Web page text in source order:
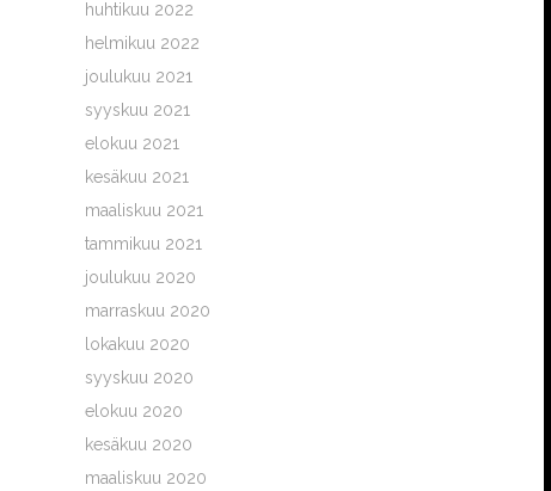
huhtikuu 2022
helmikuu 2022
joulukuu 2021
syyskuu 2021
elokuu 2021
kesäkuu 2021
maaliskuu 2021
tammikuu 2021
joulukuu 2020
marraskuu 2020
lokakuu 2020
syyskuu 2020
elokuu 2020
kesäkuu 2020
maaliskuu 2020